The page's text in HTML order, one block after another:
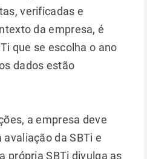
verificadas e
da empresa, é
que se escolha o ano
dados estão
a empresa deve
da SBTi e
própria SBTi divulga as